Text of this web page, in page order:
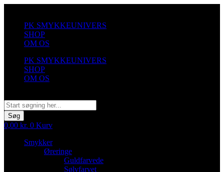
indholdPK SMYKKEUNIVERS
SHOP
OM OS
PK SMYKKEUNIVERS
SHOP
OM OS
Søg
0,00 kr. 0 Kurv
Smykker
Øreringe
Guldfarvede
Sølvfarvet